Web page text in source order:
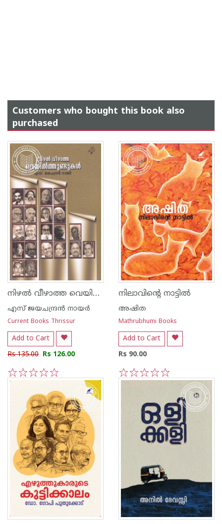
Customers who bought this book also
purchased
നിഴല്‍ വീഴാത്ത വെയില്‍ത്തുണ്ടുകള്‍
എസ്‌ ജയചന്ദ്രന്‍‌ നായര്‍‌
Current Books Thrissur
Add to Cart
Rs 135.00 Rs 126.00
1
നിലാവിന്റെ നാട്ടില്‍
അഷിത
Mathrubhumi Books
Add to Cart
Rs 90.00
5
4
3
2
1